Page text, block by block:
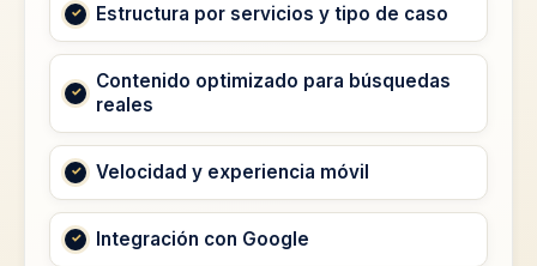
Estructura por servicios y tipo de caso
Contenido optimizado para búsquedas
reales
Velocidad y experiencia móvil
Integración con Google